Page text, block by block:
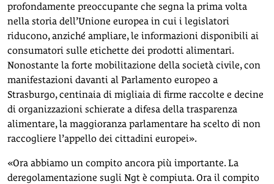
profondamente preoccupante che segna la prima volta
nella storia dell’Unione europea in cui i legislatori
riducono, anziché ampliare, le informazioni disponibili ai
consumatori sulle etichette dei prodotti alimentari.
Nonostante la forte mobilitazione della società civile, con
manifestazioni davanti al Parlamento europeo a
Strasburgo, centinaia di migliaia di firme raccolte e decine
di organizzazioni schierate a difesa della trasparenza
alimentare, la maggioranza parlamentare ha scelto di non
raccogliere l’appello dei cittadini europei».
«Ora abbiamo un compito ancora più importante. La
deregolamentazione sugli Ngt è compiuta. Ora il compito